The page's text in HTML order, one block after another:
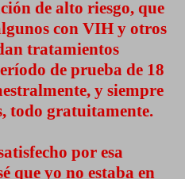
de alto riesgo, que
con VIH y otros
tratamientos
de prueba de 18
y siempre
todo gratuitamente.
por esa
que yo no estaba en